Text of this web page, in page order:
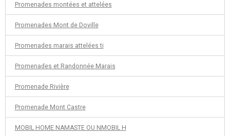
Promenades montées et attelées
Promenades Mont de Doville
Promenades marais attelées ti
Promenades et Randonnée Marais
Promenade Rivière
Promenade Mont Castre
MOBIL HOME NAMASTE OU NMOBIL H